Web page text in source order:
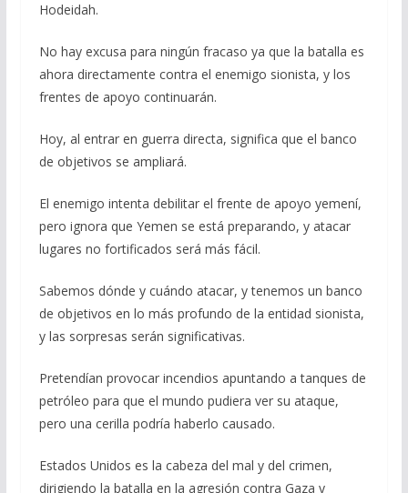
Hodeidah.
No hay excusa para ningún fracaso ya que la batalla es
ahora directamente contra el enemigo sionista, y los
frentes de apoyo continuarán.
Hoy, al entrar en guerra directa, significa que el banco
de objetivos se ampliará.
El enemigo intenta debilitar el frente de apoyo yemení,
pero ignora que Yemen se está preparando, y atacar
lugares no fortificados será más fácil.
Sabemos dónde y cuándo atacar, y tenemos un banco
de objetivos en lo más profundo de la entidad sionista,
y las sorpresas serán significativas.
Pretendían provocar incendios apuntando a tanques de
petróleo para que el mundo pudiera ver su ataque,
pero una cerilla podría haberlo causado.
Estados Unidos es la cabeza del mal y del crimen,
dirigiendo la batalla en la agresión contra Gaza y